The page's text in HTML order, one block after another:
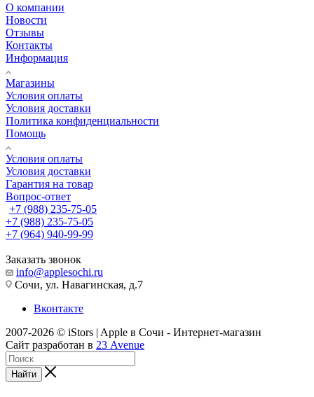
О компании
Новости
Отзывы
Контакты
Информация
Магазины
Условия оплаты
Условия доставки
Политика конфиденциальности
Помощь
Условия оплаты
Условия доставки
Гарантия на товар
Вопрос-ответ
+7 (988) 235-75-05
+7 (988) 235-75-05
+7 (964) 940-99-99
Заказать звонок
info@applesochi.ru
Сочи, ул. Навагинская, д.7
Вконтакте
2007-2026 © iStors | Apple в Сочи - Интернет-магазин
Сайт разработан в 23 Avenue
Найти